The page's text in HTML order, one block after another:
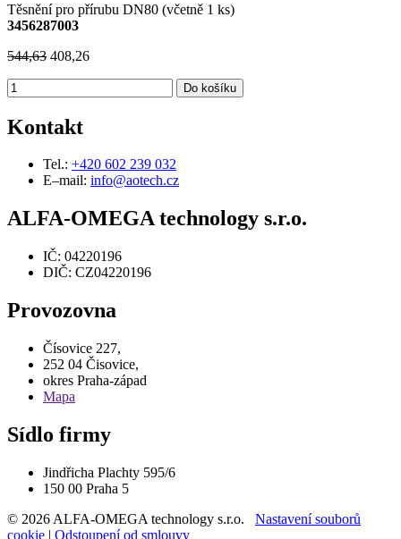
Těsnění pro přírubu DN80 (včetně 1 ks)
3456287003
544,63 408,26
Do košíku
Kontakt
Tel.: +420 602 239 032
E–mail: info@aotech.cz
ALFA-OMEGA technology s.r.o.
IČ: 04220196
DIČ: CZ04220196
Provozovna
Čísovice 227,
252 04 Čisovice,
okres Praha-západ
Mapa
Sídlo firmy
Jindřicha Plachty 595/6
150 00 Praha 5
© 2026 ALFA-OMEGA technology s.r.o.
Nastavení souborů
cookie | Odstoupení od smlouvy